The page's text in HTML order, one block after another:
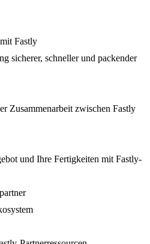
Fastly
sicherer, schneller und packender
Zusammenarbeit zwischen Fastly
und Ihre Fertigkeiten mit Fastly-